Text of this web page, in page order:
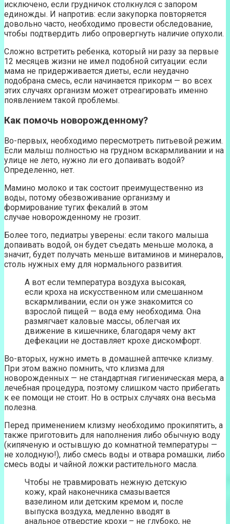
исключено, если грудничок столкнулся с запором
единожды. И напротив: если закупорка повторяется
довольно часто, необходимо провести обследование,
чтобы подтвердить либо опровергнуть наличие опухоли.
Сложно встретить ребенка, который ни разу за первые
12 месяцев жизни не имел подобной ситуации: если
мама не придерживается диеты, если неудачно
подобрана смесь, если начинается прикорм — во всех
этих случаях организм может отреагировать именно
появлением такой проблемы.
Как помочь новорожденному?
Во-первых, необходимо пересмотреть питьевой режим.
Если малыш полностью на грудном вскармливании и на
улице не лето, нужно ли его допаивать водой?
Определенно, нет.
Мамино молоко и так состоит преимущественно из
воды, потому обезвоживание организму и
формирование тугих фекалий в этом
случае новорожденному не грозит.
Более того, педиатры уверены: если такого малыша
допаивать водой, он будет съедать меньше молока, а
значит, будет получать меньше витаминов и минералов,
столь нужных ему для нормального развития.
А вот если температура воздуха высокая,
если кроха на искусственном или смешанном
вскармливании, если он уже знакомится со
взрослой пищей — вода ему необходима. Она
размягчает каловые массы, облегчая их
движение в кишечнике, благодаря чему акт
дефекации не доставляет крохе дискомфорт.
Во-вторых, нужно иметь в домашней аптечке клизму.
При этом важно помнить, что клизма для
новорожденных — не стандартная гигиеническая мера, а
лечебная процедура, поэтому слишком часто прибегать
к ее помощи не стоит. Но в острых случаях она весьма
полезна.
Перед применением клизму необходимо прокипятить, а
также приготовить для наполнения либо обычную воду
(кипяченую и остывшую до комнатной температуры —
не холодную!), либо смесь воды и отвара ромашки, либо
смесь воды и чайной ложки растительного масла.
Чтобы не травмировать нежную детскую
кожу, край наконечника смазывается
вазелином или детским кремом и, после
выпуска воздуха, медленно вводят в
анальное отверстие крохи – не глубоко, не